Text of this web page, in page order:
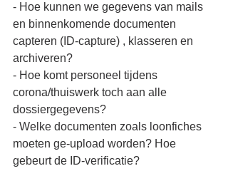
- Hoe kunnen we gegevens van mails
en binnenkomende documenten
capteren (ID-capture) , klasseren en
archiveren?
- Hoe komt personeel tijdens
corona/thuiswerk toch aan alle
dossiergegevens?
- Welke documenten zoals loonfiches
moeten ge-upload worden? Hoe
gebeurt de ID-verificatie?